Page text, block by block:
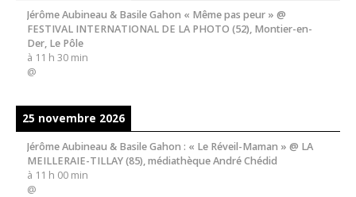
Jérôme Aubineau & Basile Gahon « Même pas peur » @
FESTIVAL INTERNATIONAL DE LA PHOTO (52), Montier-en-
Der, Le Pôle
à 11 h 30 min
@
25 novembre 2026
Jérôme Aubineau & Basile Gahon : « Le Réveil-Maman » @ LA
MEILLERAIE-TILLAY (85), médiathèque André Chédid
à 11 h 00 min
@